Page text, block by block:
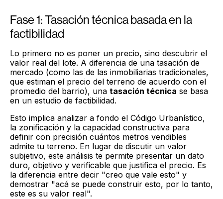
Fase 1: Tasación técnica basada en la
factibilidad
Lo primero no es poner un precio, sino descubrir el
valor real del lote. A diferencia de una tasación de
mercado (como las de las inmobiliarias tradicionales,
que estiman el precio del terreno de acuerdo con el
promedio del barrio), una tasación técnica se basa
en un estudio de factibilidad.
Esto implica analizar a fondo el Código Urbanístico,
la zonificación y la capacidad constructiva para
definir con precisión cuántos metros vendibles
admite tu terreno. En lugar de discutir un valor
subjetivo, este análisis te permite presentar un dato
duro, objetivo y verificable que justifica el precio. Es
la diferencia entre decir "creo que vale esto" y
demostrar "acá se puede construir esto, por lo tanto,
este es su valor real".